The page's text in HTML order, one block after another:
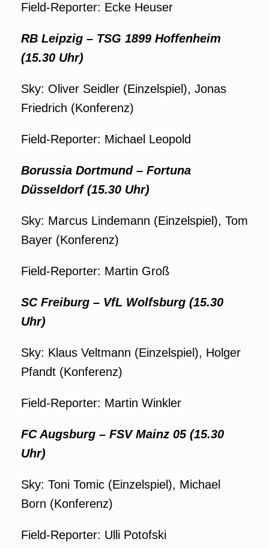
Field-Reporter: Ecke Heuser
RB Leipzig – TSG 1899 Hoffenheim
(15.30 Uhr)
Sky: Oliver Seidler (Einzelspiel), Jonas
Friedrich (Konferenz)
Field-Reporter: Michael Leopold
Borussia Dortmund – Fortuna
Düsseldorf (15.30 Uhr)
Sky: Marcus Lindemann (Einzelspiel), Tom
Bayer (Konferenz)
Field-Reporter: Martin Groß
SC Freiburg – VfL Wolfsburg (15.30
Uhr)
Sky: Klaus Veltmann (Einzelspiel), Holger
Pfandt (Konferenz)
Field-Reporter: Martin Winkler
FC Augsburg – FSV Mainz 05 (15.30
Uhr)
Sky: Toni Tomic (Einzelspiel), Michael
Born (Konferenz)
Field-Reporter: Ulli Potofski